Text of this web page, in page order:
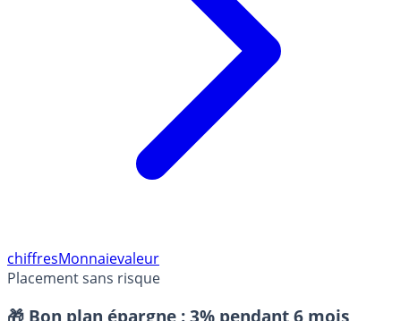
chiffresMonnaie valeur
Placement sans risque